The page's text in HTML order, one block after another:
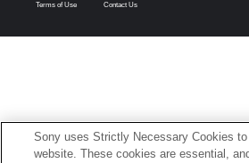
Terms of Use Contact Us
Sony uses Strictly Necessary Cookies
website. These cookies are essential,